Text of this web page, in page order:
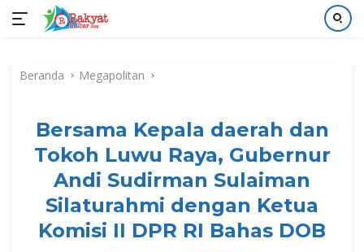
kontenBeranda Megapolitan
Bersama Kepala daerah dan
Tokoh Luwu Raya, Gubernur
Andi Sudirman Sulaiman
Silaturahmi dengan Ketua
Komisi II DPR RI Bahas DOB